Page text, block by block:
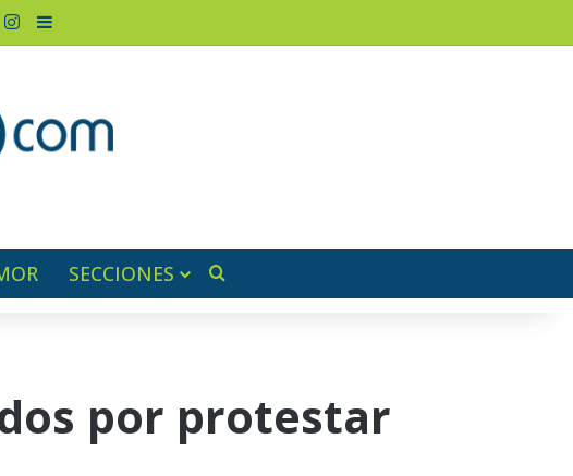
Instagram
Barra lateral
SECCIONES
por protestar